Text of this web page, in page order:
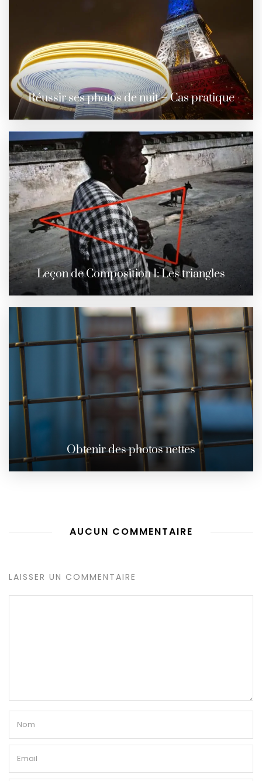
Réussir ses photos de nuit – Cas pratique
Leçon de Composition 1: Les triangles
Obtenir des photos nettes
AUCUN COMMENTAIRE
LAISSER UN COMMENTAIRE